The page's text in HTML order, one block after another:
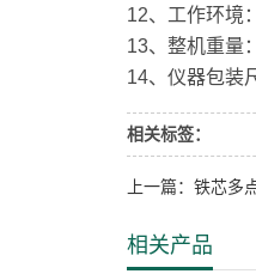
12、工作环
13、整机重量
14、仪器包装
相关标签：
上一篇：铁芯多
相关产品